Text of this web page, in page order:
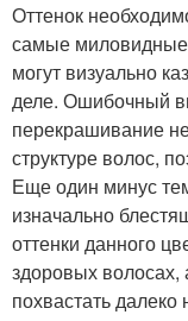
Оттенок
самые
могут визуально
деле. Ошибочный
перекрашивание
структуре волос,
Еще один минус
изначально
оттенки данного
здоровых
похвастать